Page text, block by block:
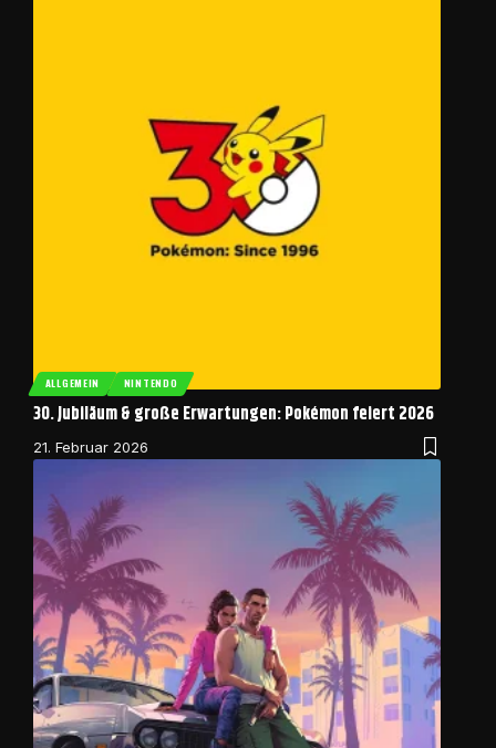
ALLGEMEIN NINTENDO
30. Jubiläum & große Erwartungen: Pokémon feiert 2026
21. Februar 2026